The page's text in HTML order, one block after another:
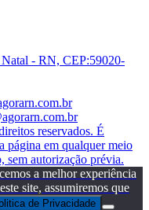
- RN, CEP:59020-
reservados. É
página em qualquer meio
sem autorização prévia.
a melhor experiência
site, assumiremos que
de Privacidade